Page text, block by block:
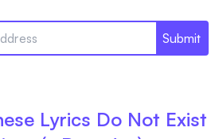
Submit
Lyrics Do Not Exist